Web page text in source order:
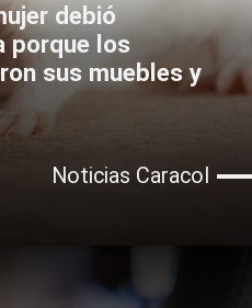
debió
porque los
sus muebles y
Noticias Caracol